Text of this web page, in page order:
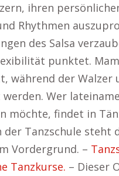
ihren
Rhythmen
des Salsa
punktet.
während der Walzer
Wer
findet in
der Tanzschule steht
Vordergrund. –
Tanzkurse. – Dieser